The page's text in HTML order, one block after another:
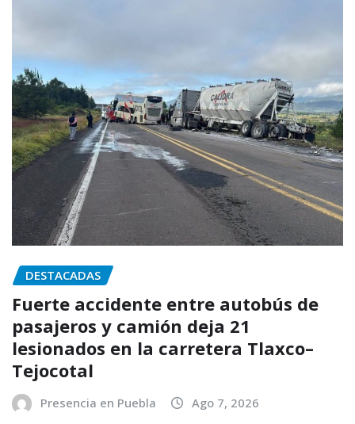
DESTACADAS
Fuerte accidente entre autobús de
pasajeros y camión deja 21
lesionados en la carretera Tlaxco–
Tejocotal
Presencia en Puebla Ago 7, 2026